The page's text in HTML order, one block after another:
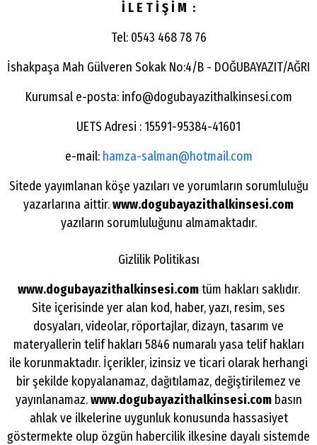
İ L E T İ Ş İ M :
Tel: 0543 468 78 76
İshakpaşa Mah Gülveren Sokak No:4/B - DOĞUBAYAZIT/AĞRI
Kurumsal e-posta: info@dogubayazithalkinsesi.com
UETS Adresi : 15591-95384-41601
e-mail: hamza-salman@hotmail.com
Sitede yayımlanan köşe yazıları ve yorumların sorumluluğu
yazarlarına aittir.www.dogubayazithalkinsesi.com
yazıların sorumluluğunu almamaktadır.
Gizlilik Politikası
www.dogubayazithalkinsesi.comtüm hakları saklıdır.
Site içerisinde yer alan kod, haber, yazı, resim, ses
dosyaları, videolar, röportajlar, dizayn, tasarım ve
materyallerin telif hakları 5846 numaralı yasa telif hakları
ile korunmaktadır. İçerikler, izinsiz ve ticari olarak herhangi
bir şekilde kopyalanamaz, dağıtılamaz, değiştirilemez ve
yayınlanamaz.www.dogubayazithalkinsesi.combasın
ahlak ve ilkelerine uygunluk konusunda hassasiyet
göstermekte olup özgün habercilik ilkesine dayalı sistemde
Popüler
Aramalar:
Doğubayazıt